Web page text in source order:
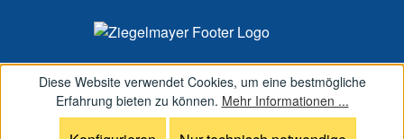
Diese Website verwendet Cookies, um eine bestmögliche
Erfahrung bieten zu können. Mehr Informationen ...